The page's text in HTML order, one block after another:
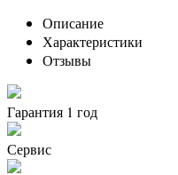
Описание
Характеристики
Отзывы
Гарантия 1 год
Сервис